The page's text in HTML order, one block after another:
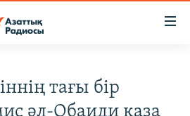
тағы бір
әл-Обаиди қаза